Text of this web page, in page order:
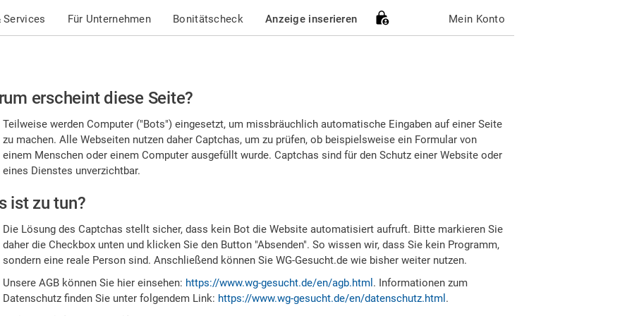
Services Für Unternehmen Bonitätscheck Anzeige inserieren Mein Konto
erscheint diese Seite?
Teilweise werden Computer ("Bots") eingesetzt, um missbräuchlich automatische Eingaben auf einer Seite
zu machen. Alle Webseiten nutzen daher Captchas, um zu prüfen, ob beispielsweise ein Formular von
einem Menschen oder einem Computer ausgefüllt wurde. Captchas sind für den Schutz einer Website oder
eines Dienstes unverzichtbar.
ist zu tun?
Die Lösung des Captchas stellt sicher, dass kein Bot die Website automatisiert aufruft. Bitte markieren Sie
daher die Checkbox unten und klicken Sie den Button "Absenden". So wissen wir, dass Sie kein Programm,
sondern eine reale Person sind. Anschließend können Sie WG-Gesucht.de wie bisher weiter nutzen.
Unsere AGB können Sie hier einsehen: https://www.wg-gesucht.de/en/agb.html . Informationen zum
Datenschutz finden Sie unter folgendem Link: https://www.wg-gesucht.de/en/datenschutz.html .